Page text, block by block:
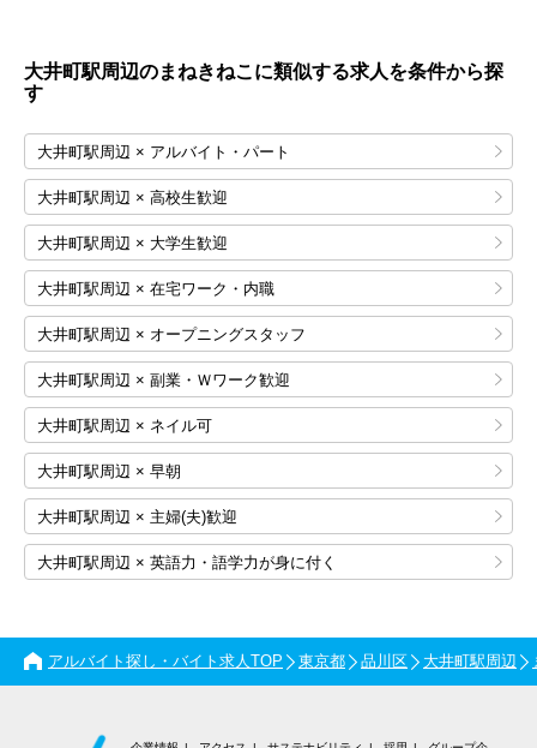
大井町駅周辺のまねきねこに類似する求人を条件から探
す
大井町駅周辺 × アルバイト・パート
大井町駅周辺 × 高校生歓迎
大井町駅周辺 × 大学生歓迎
大井町駅周辺 × 在宅ワーク・内職
大井町駅周辺 × オープニングスタッフ
大井町駅周辺 × 副業・Ｗワーク歓迎
大井町駅周辺 × ネイル可
大井町駅周辺 × 早朝
大井町駅周辺 × 主婦(夫)歓迎
大井町駅周辺 × 英語力・語学力が身に付く
アルバイト探し・バイト求人TOP 東京都 品川区 大井町駅周辺